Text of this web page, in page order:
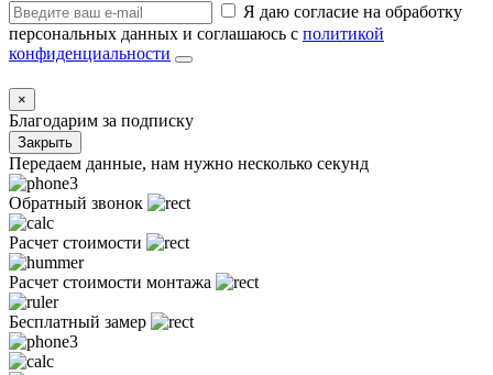
Я даю согласие на обработку
персональных данных и соглашаюсь с политикой
конфиденциальности
×
Благодарим за подписку
Закрыть
Передаем данные, нам нужно несколько секунд
Обратный звонок
Расчет стоимости
Расчет стоимости монтажа
Бесплатный замер